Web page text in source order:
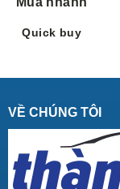
Quick buy
VỀ CHÚNG TÔI